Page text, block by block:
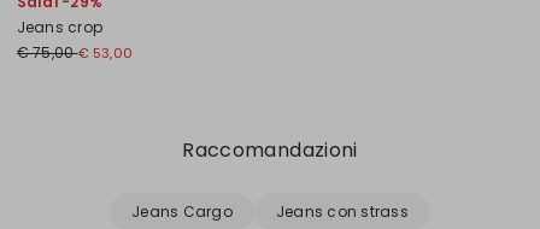
Jeans crop
€ 75,00€ 53,00
Raccomandazioni
Jeans Cargo
Jeans con strass